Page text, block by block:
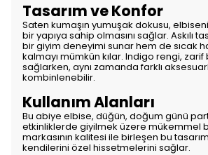
Tasarım ve Konfor
Saten kumaşın yumuşak dokusu,
bir yapıya sahip olmasını sağlar. Askılı
bir giyim deneyimi sunar hem de sıcak
kalmayı mümkün kılar. Indigo rengi,
sağlarken, aynı zamanda farklı
kombinlenebilir.
Kullanım Alanları
Bu abiye elbise, düğün, doğum günü
etkinliklerde giyilmek üzere mükemmel
markasının kalitesi ile birleşen bu
kendilerini özel hissetmelerini sağlar.